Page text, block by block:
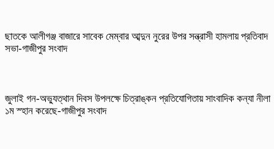
ছাতকে আলীগঞ্জ বাজারে সাবেক মেম্বার আব্দুন নুরের উপর সন্ত্রাসী হামলায় প্রতিবাদ
সভা-গাজীপুর সংবাদ
জুলাই গন-অভ্যুত্থান দিবস উপলক্ষে চিত্রাঙ্কন প্রতিযোগিতায় সাংবাদিক কন্যা নীলা
১ম স্হান করেছে-গাজীপুর সংবাদ